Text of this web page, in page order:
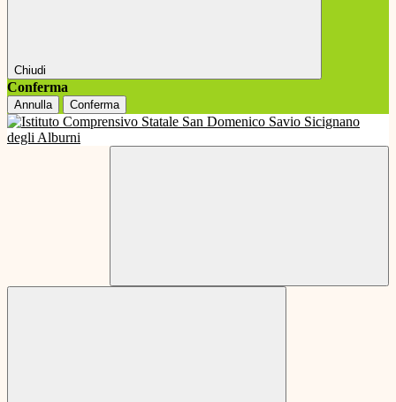
Chiudi
Conferma
Annulla Conferma